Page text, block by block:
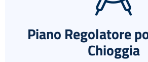
Piano Regolatore
Chioggia